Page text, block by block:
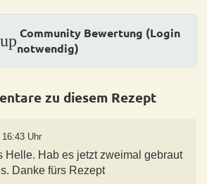
Community Bewertung (Login
notwendig)
zu diesem Rezept
Uhr
Helle. Hab es jetzt zweimal gebraut
Danke fürs Rezept